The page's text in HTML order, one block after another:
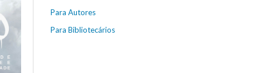
Para Autores
Para Bibliotecários